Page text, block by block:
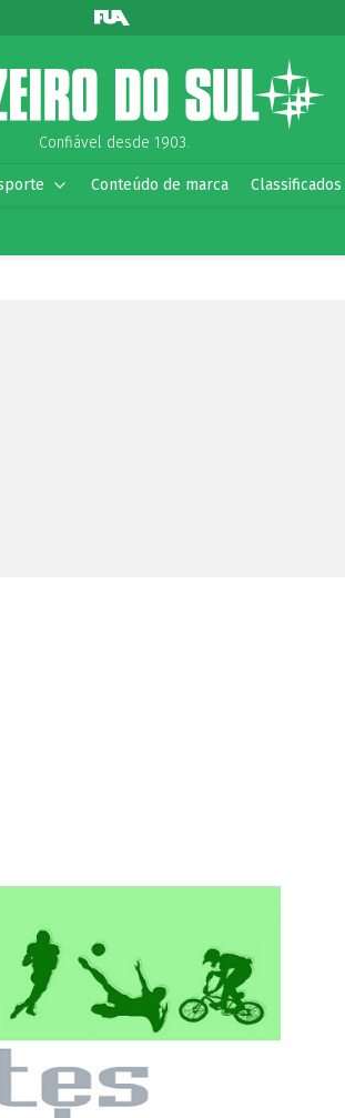
Confiável desde 1903.
Conteúdo de marca Classificados